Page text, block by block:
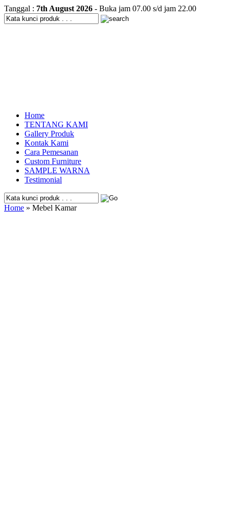
Tanggal : 7th August 2026 - Buka jam 07.00 s/d jam 22.00
Home
TENTANG KAMI
Gallery Produk
Kontak Kami
Cara Pemesanan
Custom Furniture
SAMPLE WARNA
Testimonial
Home » Mebel Kamar